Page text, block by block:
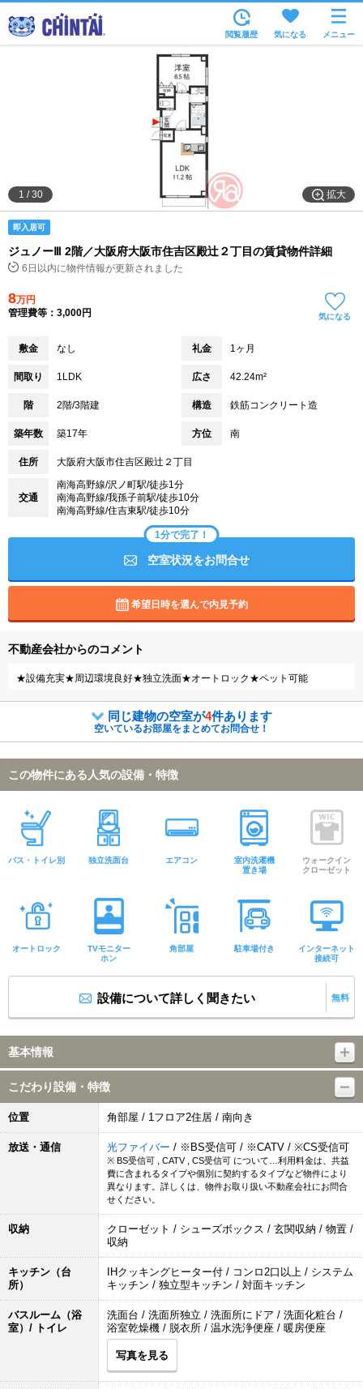
沿線・駅から
住所から
家賃相場から
通勤通学時間から
物件特集から
不動産会社から
閲覧履歴 気になる メニュー
拡大
1 /30
即入居可
ジュノーⅢ 2階／大阪府大阪市住吉区殿辻２丁目の賃貸物件詳細
6日以内に物件情報が更新されました
8万円
管理費等：3,000円
気になる
敷金 なし 礼金 1ヶ月
間取り 1LDK 広さ 42.24m²
階 2階/3階建 構造 鉄筋コンクリート造
築年数 築17年 方位 南
住所 大阪府大阪市住吉区殿辻２丁目
交通
南海高野線/沢ノ町駅/徒歩1分
南海高野線/我孫子前駅/徒歩10分
南海高野線/住吉東駅/徒歩10分
1分で完了！
空室状況をお問合せ
希望日時を選んで内見予約
不動産会社からのコメント
★設備充実★周辺環境良好★独立洗面★オートロック★ペット可能
同じ建物の空室が4件あります
空いているお部屋をまとめてお問合せ！
この物件にある人気の設備・特徴
バス・トイレ別 独立洗面台 エアコン
室内洗濯機
置き場
ウォークイン
クローゼット
オートロック
TVモニター
ホン
角部屋 駐車場付き
インターネット
接続可
設備について詳しく聞きたい 無料
基本情報
こだわり設備・特徴
位置 角部屋 / 1フロア2住居 / 南向き
放送・通信 光ファイバー / ※BS受信可 / ※CATV / ※CS受信可
※ BS受信可 , CATV , CS受信可 について…利用料金は、共益
費に含まれるタイプや個別に契約するタイプなど物件により
異なります。詳しくは、物件お取り扱い不動産会社にお問合
せください。
収納
クローゼット / シューズボックス / 玄関収納 / 物置 /
収納
キッチン（台
所）
IHクッキングヒーター付 / コンロ2口以上 / システム
キッチン / 独立型キッチン / 対面キッチン
バスルーム（浴
室）/ トイレ
洗面台 / 洗面所独立 / 洗面所にドア / 洗面化粧台 /
浴室乾燥機 / 脱衣所 / 温水洗浄便座 / 暖房便座
写真を見る